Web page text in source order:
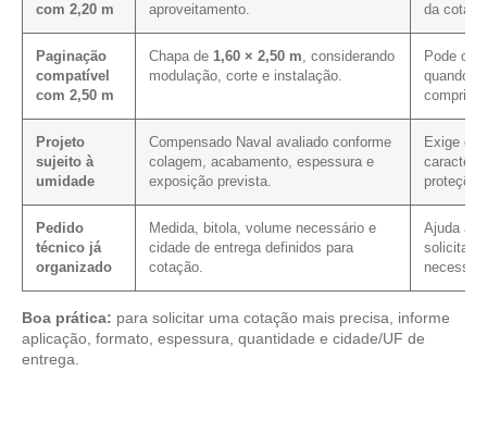
com 2,20 m
aproveitamento.
da
Paginação
compatível
com 2,50 m
Chapa de 1,60 × 2,50 m , considerando
modulação, corte e instalação.
Pode
quando a
Projeto
sujeito à
umidade
Compensado Naval avaliado conforme
colagem, acabamento, espessura e
exposição prevista.
Exige
Pedido
técnico já
organizado
Medida, bitola, volume necessário e
cidade de entrega definidos para
cotação.
Ajuda a
Boa prática: para solicitar uma cotação mais precisa, informe
aplicação, formato, espessura, quantidade e cidade/UF de
entrega.